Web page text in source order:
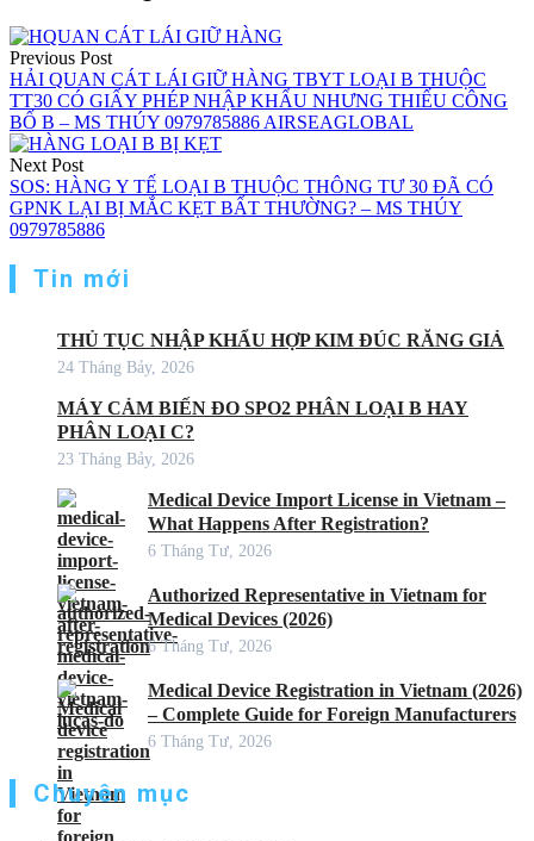
Previous Post
HẢI QUAN CÁT LÁI GIỮ HÀNG TBYT LOẠI B THUỘC
TT30 CÓ GIẤY PHÉP NHẬP KHẨU NHƯNG THIẾU CÔNG
BỐ B – MS THÚY 0979785886 AIRSEAGLOBAL
Next Post
SOS: HÀNG Y TẾ LOẠI B THUỘC THÔNG TƯ 30 ĐÃ CÓ
GPNK LẠI BỊ MẮC KẸT BẤT THƯỜNG? – MS THÚY
0979785886
Tin mới
THỦ TỤC NHẬP KHẨU HỢP KIM ĐÚC RĂNG GIẢ
24 Tháng Bảy, 2026
MÁY CẢM BIẾN ĐO SPO2 PHÂN LOẠI B HAY
PHÂN LOẠI C?
23 Tháng Bảy, 2026
Medical Device Import License in Vietnam –
What Happens After Registration?
6 Tháng Tư, 2026
Authorized Representative in Vietnam for
Medical Devices (2026)
6 Tháng Tư, 2026
Medical Device Registration in Vietnam (2026)
– Complete Guide for Foreign Manufacturers
6 Tháng Tư, 2026
Chuyên mục